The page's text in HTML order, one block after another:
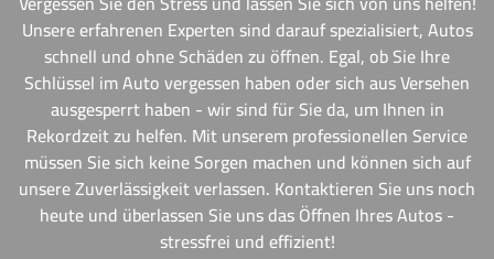
Unsere erfahrenen Experten sind darauf spezialisiert, Autos
schnell und ohne Schäden zu öffnen. Egal, ob Sie Ihre
Schlüssel im Auto vergessen haben oder sich aus Versehen
ausgesperrt haben - wir sind für Sie da, um Ihnen in
Rekordzeit zu helfen. Mit unserem professionellen Service
müssen Sie sich keine Sorgen machen und können sich auf
unsere Zuverlässigkeit verlassen. Kontaktieren Sie uns noch
heute und überlassen Sie uns das Öffnen Ihres Autos -
stressfrei und effizient!